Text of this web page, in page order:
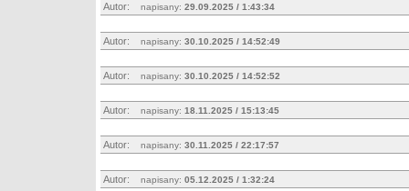
Autor: napisany: 29.09.2025 / 1:43:34
Autor: napisany: 30.10.2025 / 14:52:49
Autor: napisany: 30.10.2025 / 14:52:52
Autor: napisany: 18.11.2025 / 15:13:45
Autor: napisany: 30.11.2025 / 22:17:57
Autor: napisany: 05.12.2025 / 1:32:24